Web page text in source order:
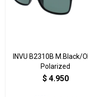
INVU B2310B M.Black/
Polarized
$ 4.950